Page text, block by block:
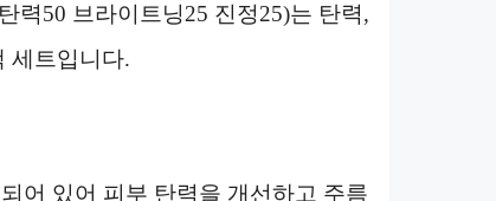
력50 브라이트닝25 진정25)는 탄력,
세트입니다.
어 있어 피부 탄력을 개선하고 주름